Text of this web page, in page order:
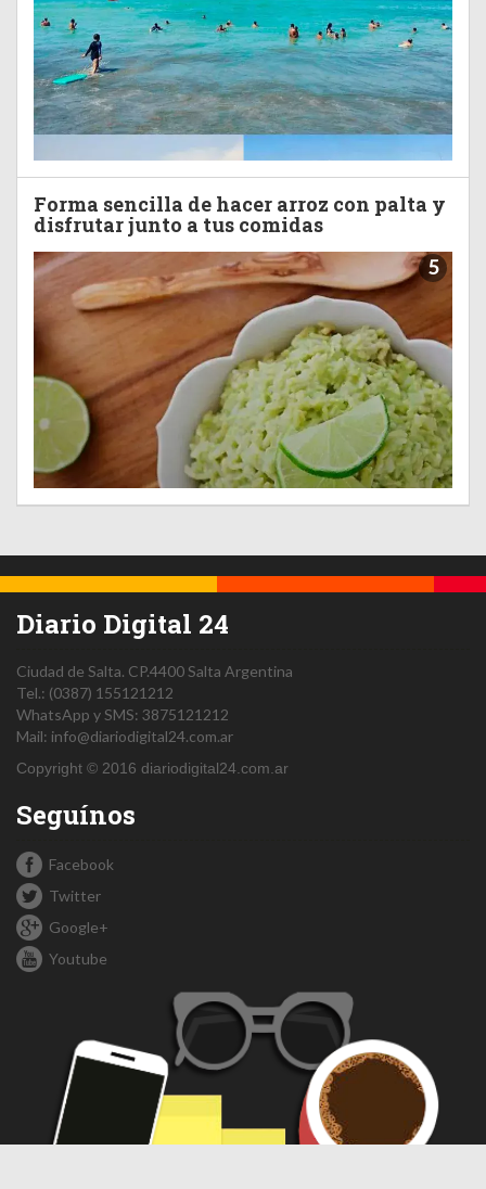
Forma sencilla de hacer arroz con palta y
disfrutar junto a tus comidas
5
Diario Digital 24
Ciudad de Salta. CP.4400Salta Argentina
Tel.: (0387) 155121212
WhatsApp y SMS: 3875121212
Mail: info@diariodigital24.com.ar
Copyright © 2016 diariodigital24.com.ar
Seguínos
Facebook
Twitter
Google+
Youtube